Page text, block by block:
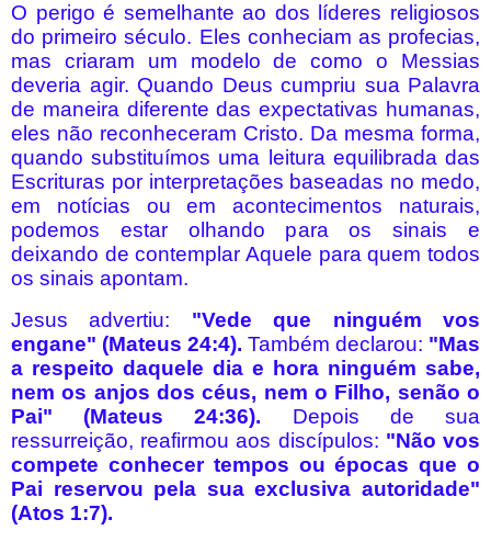
O perigo é semelhante ao dos líderes religiosos
do primeiro século. Eles conheciam as profecias,
mas criaram um modelo de como o Messias
deveria agir. Quando Deus cumpriu sua Palavra
de maneira diferente das expectativas humanas,
eles não reconheceram Cristo. Da mesma forma,
quando substituímos uma leitura equilibrada das
Escrituras por interpretações baseadas no medo,
em notícias ou em acontecimentos naturais,
podemos estar olhando para os sinais e
deixando de contemplar Aquele para quem todos
os sinais apontam.
Jesus advertiu: "Vede que ninguém vos
engane" (Mateus 24:4). Também declarou: "Mas
a respeito daquele dia e hora ninguém sabe,
nem os anjos dos céus, nem o Filho, senão o
Pai" (Mateus 24:36). Depois de sua
ressurreição, reafirmou aos discípulos: "Não vos
compete conhecer tempos ou épocas que o
Pai reservou pela sua exclusiva autoridade"
(Atos 1:7).